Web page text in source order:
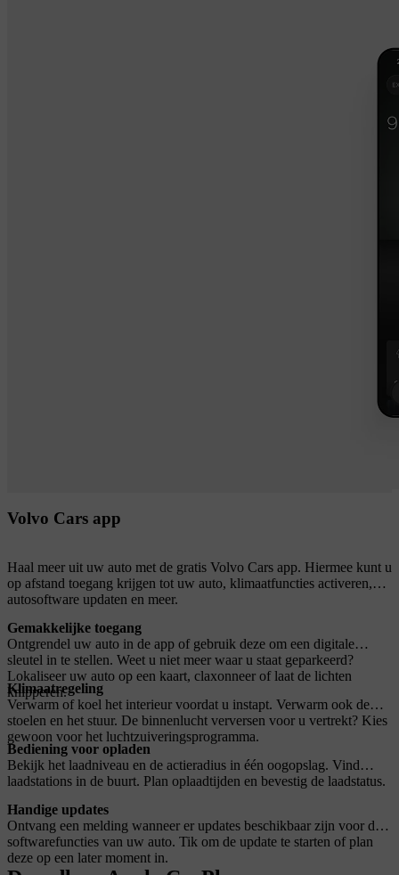
Volvo Cars app
Haal meer uit uw auto met de gratis Volvo Cars app. Hiermee kunt u
op afstand toegang krijgen tot uw auto, klimaatfuncties activeren,
autosoftware updaten en meer.
Gemakkelijke toegang
Ontgrendel uw auto in de app of gebruik deze om een digitale
sleutel in te stellen. Weet u niet meer waar u staat geparkeerd?
Lokaliseer uw auto op een kaart, claxonneer of laat de lichten
knipperen.
Klimaatregeling
Verwarm of koel het interieur voordat u instapt. Verwarm ook de
stoelen en het stuur. De binnenlucht verversen voor u vertrekt? Kies
gewoon voor het luchtzuiveringsprogramma.
Bediening voor opladen
Bekijk het laadniveau en de actieradius in één oogopslag. Vind
laadstations in de buurt. Plan oplaadtijden en bevestig de laadstatus.
Handige updates
Ontvang een melding wanneer er updates beschikbaar zijn voor de
softwarefuncties van uw auto. Tik om de update te starten of plan
deze op een later moment in.